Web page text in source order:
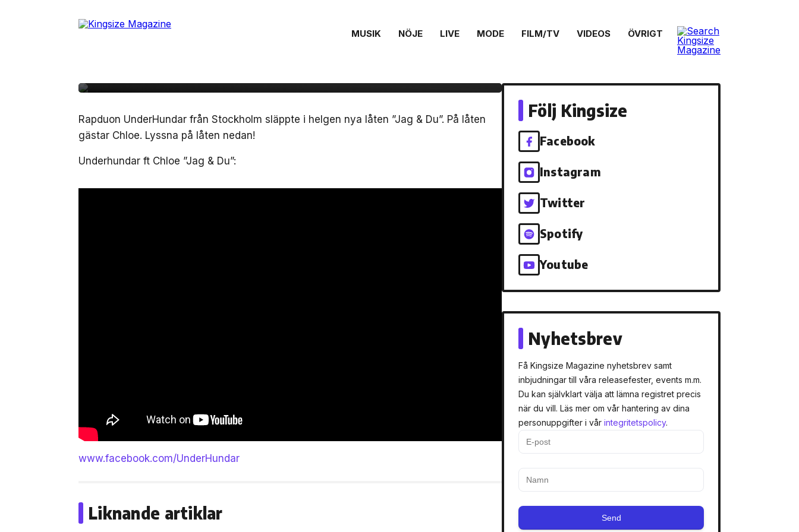
MUSIK NÖJE LIVE MODE FILM/TV VIDEOS ÖVRIGT
MUSIK 17 juni, 2013
Lyssna på Underhundar med Chloe – ”Jag &
Rapduon UnderHundar från Stockholm släppte i helgen nya låten ”Jag & Du”. På låten
gästar Chloe. Lyssna på låten nedan!
Underhundar ft Chloe ”Jag & Du”:
www.facebook.com/UnderHundar
Liknande artiklar
Följ Kingsize
Facebook
Instagram
Twitter
Spotify
Youtube
Nyhetsbrev
Få Kingsize Magazine nyhetsbrev samt
inbjudningar till våra releasefester, events m.m.
Du kan självklart välja att lämna registret precis
när du vill. Läs mer om vår hantering av dina
personuppgifter i vår integritetspolicy.
Send